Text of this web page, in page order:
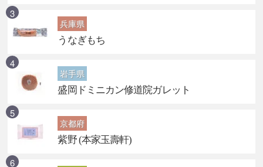
兵庫県
うなぎもち
岩手県
盛岡ドミニカン修道院ガレット
京都府
紫野 (本家玉壽軒)